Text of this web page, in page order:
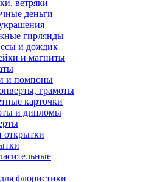
ветряки
деньги
гирлянды
и дождик
и магниты
и помпоны
грамоты
карточки
и дипломы
флористики